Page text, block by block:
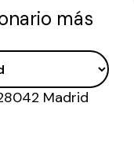
más
Madrid